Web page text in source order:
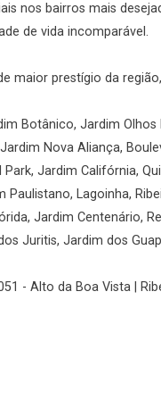
nos bairros mais
de vida incomparável.
maior prestígio da
Botânico, Jardim Olhos
Nova Aliança,
Park, Jardim Califórnia,
Paulistano, Lagoinha,
Jardim Centenário,
Juritis, Jardim dos
- Alto da Boa Vista |